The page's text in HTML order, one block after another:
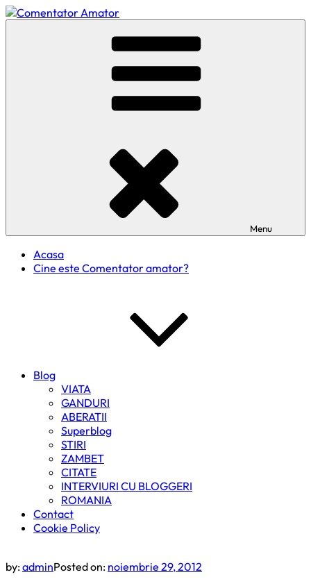
Skip
to
Menu
Acasa
Cine este Comentator amator?
Blog
VIATA
GANDURI
ABERATII
Superblog
STIRI
ZAMBET
CITATE
INTERVIURI CU BLOGGERI
ROMANIA
Contact
Cookie Policy
by:adminPosted on: noiembrie 29, 2012